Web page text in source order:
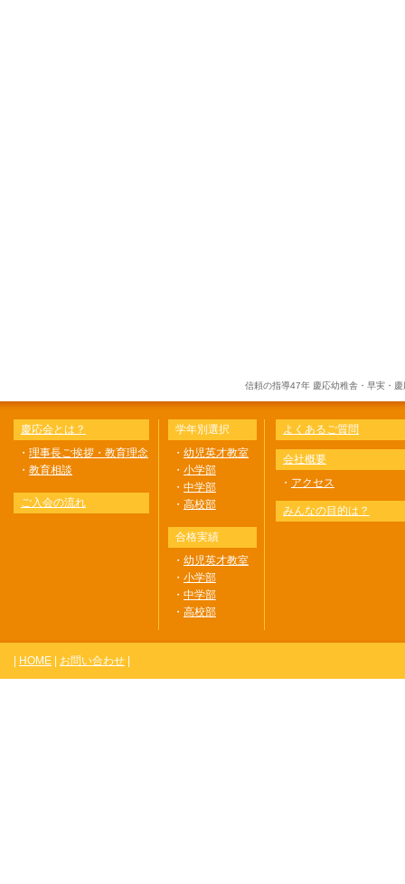
信頼の指導47年 慶応幼稚舎・早実・
慶応会とは？
・ 理事長ご挨拶・教育理念
・ 教育相談
ご入会の流れ
学年別選択
・ 幼児英才教室
・ 小学部
・ 中学部
・ 高校部
合格実績
・ 幼児英才教室
・ 小学部
・ 中学部
・ 高校部
よくあるご質問
会社概要
・ アクセス
みんなの目的は？
HOME お問い合わせ